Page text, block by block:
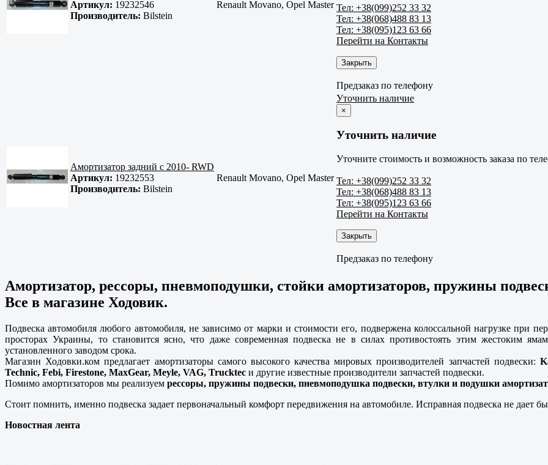
Артикул: 19232546
Производитель: Bilstein
Renault Movano, Opel Master Тел: +38(099)252 33 32
Тел: +38(068)488 83 13
Тел: +38(095)123 63 66
Перейти на Контакты
Закрыть
Предзаказ по телефону
Амортизатор задний с 2010- RWD
Артикул: 19232553
Производитель: Bilstein
Renault Movano, Opel Master
Уточнить наличие
×
Уточнить наличие
Уточните стоимость и возможность заказа по
Тел: +38(099)252 33 32
Тел: +38(068)488 83 13
Тел: +38(095)123 63 66
Перейти на Контакты
Закрыть
Предзаказ по телефону
Амортизатор, рессоры, пневмоподушки, стойки амортизаторов, пружины
Все в магазине Ходовик.
Подвеска автомобиля любого автомобиля, не зависимо от марки и стоимости его, подвержена колоссальной нагрузке при
просторах Украины, то становится ясно, что даже современная подвеска не в силах противостоять этим жестоким
установленного заводом срока.
Магазин Ходовки.ком предлагает амортизаторы самого высокого качества мировых производителей запчастей подвески:
Technic, Febi, Firestone, MaxGear, Meyle, VAG, Trucktec и другие известные производители запчастей подвески.
Помимо амортизаторов мы реализуем рессоры, пружины подвески, пневмоподушка подвески, втулки и подушки
Стоит помнить, именно подвеска задает первоначальный комфорт передвижения на автомобиле. Исправная подвеска не дает
Новостная лента